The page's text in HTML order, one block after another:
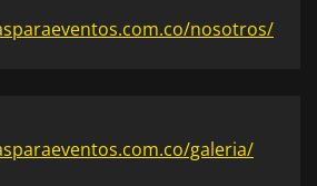
nosotros/
galeria/